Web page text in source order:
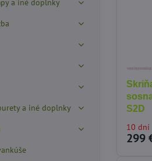
S2D
10 dní
299
a iné doplnky
a iné doplnky